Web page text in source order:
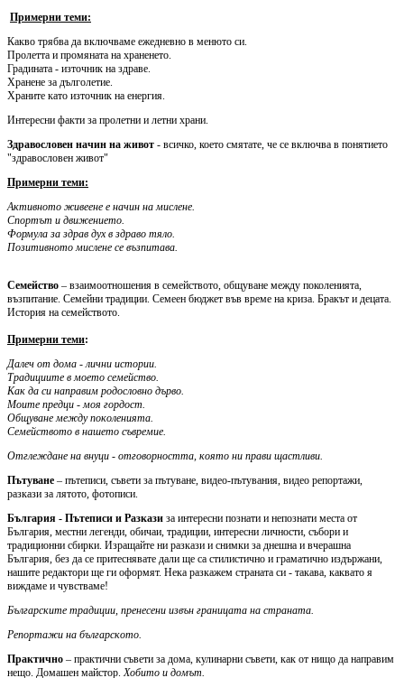
Примерни теми:
Какво трябва да включваме ежедневно в менюто си.
Пролетта и промяната на храненето.
Градината - източник на здраве.
Хранене за дълголетие.
Храните като източник на енергия.
Интересни факти за пролетни и летни храни.
Здравословен начин на живот - всичко, което смятате, че се включва в понятието
"здравословен живот"
Примерни теми:
Активното живеене е начин на мислене.
Спортът и движението.
Формула за здрав дух в здраво тяло.
Позитивното мислене се възпитава.
Семейство – взаимоотношения в семейството, общуване между поколенията,
възпитание. Семейни традиции. Семеен бюджет във време на криза. Бракът и децата.
История на семейството.
Примерни теми:
Далеч от дома - лични истории.
Традициите в моето семейство.
Как да си направим родословно дърво.
Моите предци - моя гордост.
Общуване между поколенията.
Семейството в нашето съвремие.
Отглеждане на внуци - отговорността, която ни прави щастливи.
Пътуване – пътеписи, съвети за пътуване, видео-пътувания, видео репортажи,
разкази за лятото, фотописи.
България - Пътеписи и Разкази за интересни познати и непознати места от
България, местни легенди, обичаи, традиции, интересни личности, събори и
традиционни сбирки. Изращайте ни разкази и снимки за днешна и вчерашна
България, без да се притеснявате дали ще са стилистично и граматично издържани,
нашите редактори ще ги оформят. Нека разкажем страната си - такава, каквато я
виждаме и чувстваме!
Българските традиции, пренесени извън границата на страната.
Репортажи на българското.
Практично – практични съвети за дома, кулинарни съвети, как от нищо да направим
нещо. Домашен майстор. Хобито и домът.